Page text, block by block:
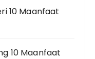
10 Maanfaat
10 Maanfaat